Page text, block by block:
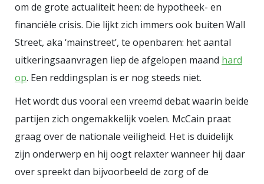
om de grote actualiteit heen: de hypotheek- en
financiële crisis. Die lijkt zich immers ook buiten Wall
Street, aka ‘mainstreet’, te openbaren: het aantal
uitkeringsaanvragen liep de afgelopen maand hard
op. Een reddingsplan is er nog steeds niet.
Het wordt dus vooral een vreemd debat waarin beide
partijen zich ongemakkelijk voelen. McCain praat
graag over de nationale veiligheid. Het is duidelijk
zijn onderwerp en hij oogt relaxter wanneer hij daar
over spreekt dan bijvoorbeeld de zorg of de